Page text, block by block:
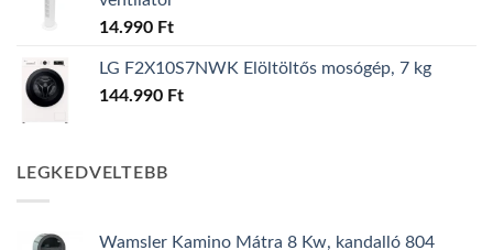
14.990 Ft
LG F2X10S7NWK Elöltöltős mosógép, 7 kg
144.990 Ft
LEGKEDVELTEBB
Wamsler Kamino Mátra 8 Kw, kandalló 804